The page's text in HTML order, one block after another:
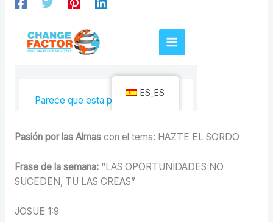
Pasión por las Almascon el tema: HAZTE EL SORDO
Frase de la semana:“LAS OPORTUNIDADES NO
SUCEDEN, TU LAS CREAS”
JOSUE 1:9